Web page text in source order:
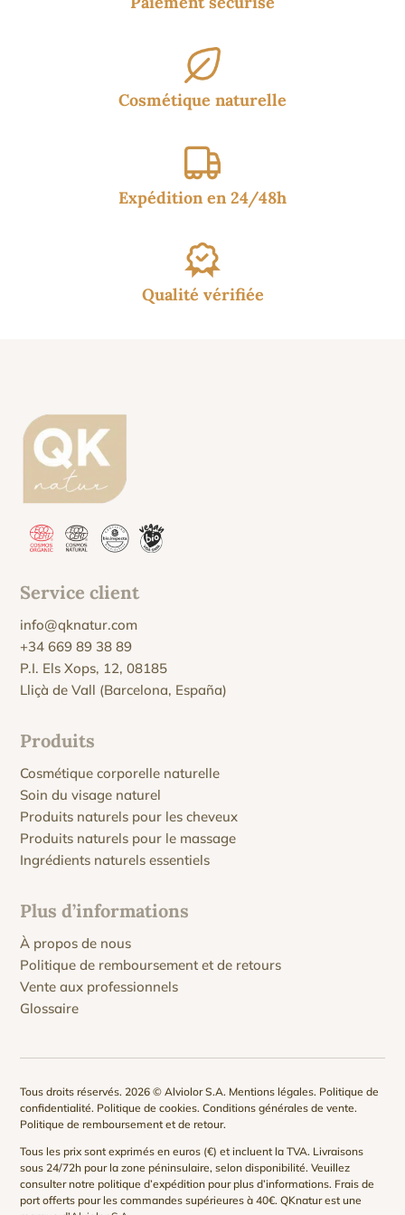
Cosmétique naturelle
Expédition en 24/48h
Qualité vérifiée
Service client
info@qknatur.com
+34 669 89 38 89
P.I. Els Xops, 12, 08185
Lliçà de Vall (Barcelona, España)
Produits
Cosmétique corporelle naturelle
Soin du visage naturel
Produits naturels pour les cheveux
Produits naturels pour le massage
Ingrédients naturels essentiels
Plus d’informations
À propos de nous
Politique de remboursement et de retours
Vente aux professionnels
Glossaire
Tous droits réservés. 2026 © Alviolor S.A. Mentions légales. Politique de
confidentialité. Politique de cookies.Conditions générales de vente.
Politique de remboursement et de retour.
Tous les prix sont exprimés en euros (€) et incluent la TVA. Livraisons
sous 24/72h pour la zone péninsulaire, selon disponibilité. Veuillez
consulter notrepolitique d’expédition pour plus d’informations. Frais de
port offerts pour les commandes supérieures à 40€. QKnatur est une